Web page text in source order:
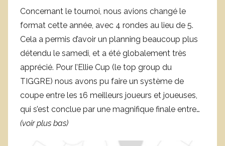
Concernant le tournoi, nous avions changé le
format cette année, avec 4 rondes au lieu de 5.
Cela a permis d’avoir un planning beaucoup plus
détendu le samedi, et a été globalement très
apprécié. Pour l’Ellie Cup (le top group du
TIGGRE) nous avons pu faire un système de
coupe entre les 16 meilleurs joueurs et joueuses,
qui s’est conclue par une magnifique finale entre…
(voir plus bas)